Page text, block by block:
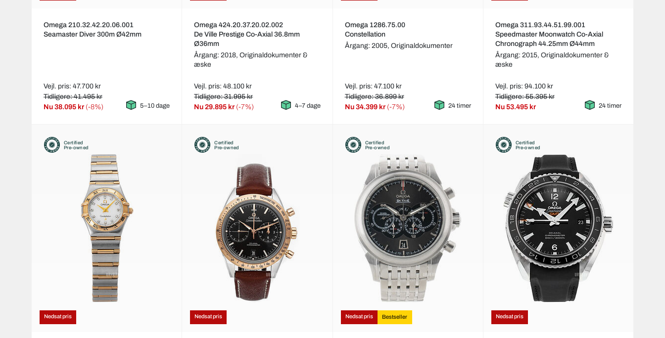
Omega 210.32.42.20.06.001
Seamaster Diver 300m Ø42mm
Vejl. pris: 47.700 kr
Tidligere: 41.495 kr
Nu38.095 kr (-8%) 5–10 dage
Omega 424.20.37.20.02.002
De Ville Prestige Co-Axial 36.8mm
Ø36mm
Årgang: 2018,Originaldokumenter &
æske
Vejl. pris: 48.100 kr
Tidligere: 31.995 kr
Nu29.895 kr (-7%) 4–7 dage
Omega 1286.75.00
Constellation
Årgang: 2005, Originaldokumenter
Vejl. pris: 47.100 kr
Tidligere: 36.899 kr
Nu34.399 kr (-7%) 24 timer
Omega 311.93.44.51.99.001
Speedmaster Moonwatch Co-Axial
Chronograph 44.25mm Ø44mm
Årgang: 2015, Originaldokumenter &
æske
Vejl. pris: 94.100 kr
Tidligere: 55.395 kr
Nu53.495 kr 24 timer
Certified
Pre-owned
Nedsat pris
Certified
Pre-owned
Nedsat pris
Certified
Pre-owned
Nedsat pris Bestseller
Certified
Pre-owned
Nedsat pris